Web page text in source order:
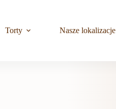
Torty Nasze lokalizacje